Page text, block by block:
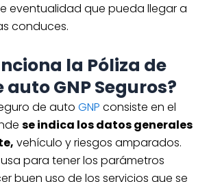
eventualidad que pueda llegar a
conduces.
la Póliza de
GNP Seguros?
de auto GNP consiste en el
se indica los datos generales
vehículo y riesgos amparados.
para tener los parámetros
buen uso de los servicios que se